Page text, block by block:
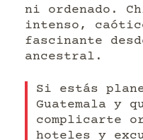
ni ordenado.
intenso,
fascinante
ancestral.
Si estás
Guatemala y
complicarte
hoteles y